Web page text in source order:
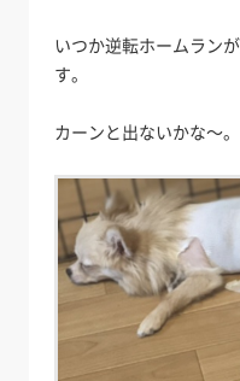
いつか逆転ホームラン
す。
カーンと出ないかな～。